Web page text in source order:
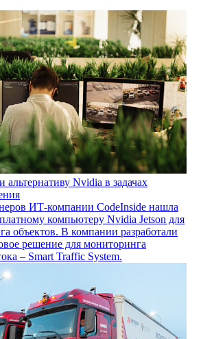
Nvidia в задачах
ИТ-компании CodeInside нашла
компьютеру Nvidia Jetson для
объектов. В компании разработали
решение для мониторинга
– Smart Traffic System.